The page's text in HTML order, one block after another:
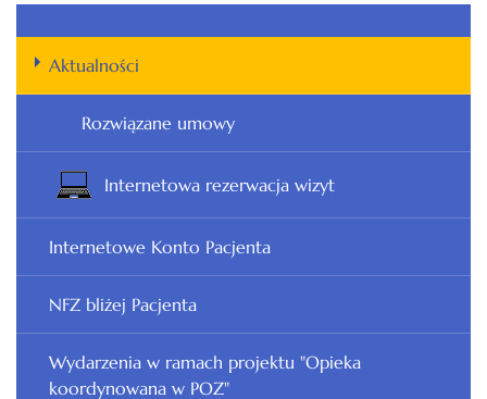
Aktualności
Rozwiązane umowy
Internetowa rezerwacja wizyt
Internetowe Konto Pacjenta
NFZ bliżej Pacjenta
Wydarzenia w ramach projektu "Opieka
koordynowana w POZ"